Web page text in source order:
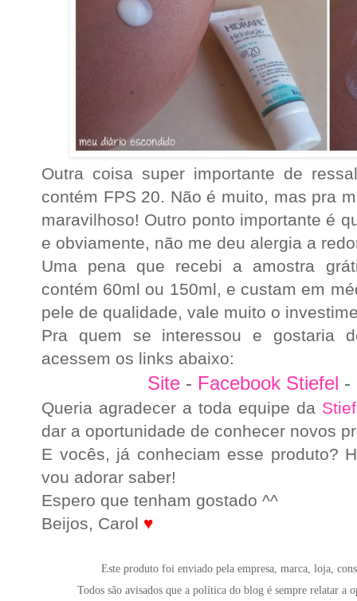
Outra coisa super importante de
contém FPS 20. Não é muito, mas pra
maravilhoso! Outro ponto importante é
e obviamente, não me deu alergia a
Uma pena que recebi a amostra
contém 60ml ou 150ml, e custam em
pele de qualidade, vale muito o
Pra quem se interessou e gostaria
acessem os links abaixo:
Site - Facebook Stiefel -
Queria agradecer a toda equipe da
dar a oportunidade de conhecer novos
E vocês, já conheciam esse produto?
vou adorar saber!
Espero que tenham gostado ^^
Beijos, Carol ♥
Este produto foi enviado pela empresa, marca, loja,
Todos são avisados que a política do blog é sempre relatar